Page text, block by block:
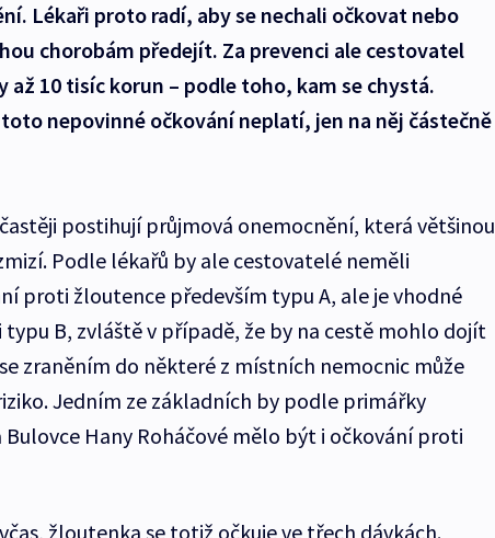
Lékaři proto radí, aby se nechali očkovat nebo
chorobám předejít. Za prevenci ale cestovatel
až 10 tisíc korun – podle toho, kam se chystá.
nepovinné očkování neplatí, jen na něj částečně
postihují průjmová onemocnění, která většinou
Podle lékařů by ale cestovatelé neměli
proti žloutence především typu A, ale je vhodné
B, zvláště v případě, že by na cestě mohlo dojít
zraněním do některé z místních nemocnic může
Jedním ze základních by podle primářky
Hany Roháčové mělo být i očkování proti
žloutenka se totiž očkuje ve třech dávkách.